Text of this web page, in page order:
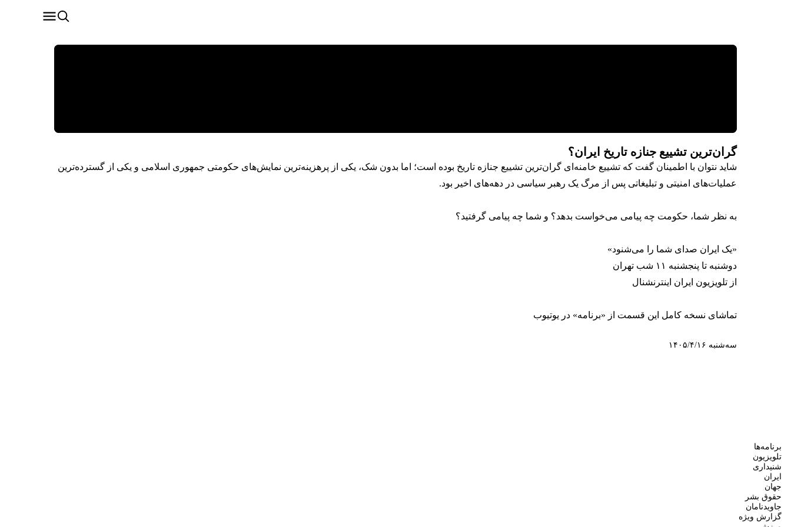
گران‌ترین تشییع جنازه تاریخ ایران؟
شاید نتوان با اطمینان گفت که تشییع خامنه‌ای گران‌ترین تشییع جنازه تاریخ بوده است؛ اما بدون شک، یکی از پرهزینه‌ترین نمایش‌های حکومتی جمهوری اسلامی و یکی از گسترده‌ترین
عملیات‌های امنیتی و تبلیغاتی پس از مرگ یک رهبر سیاسی در دهه‌های اخیر بود.
به نظر شما، حکومت چه پیامی می‌خواست بدهد؟ و شما چه پیامی گرفتید؟
«یک ایران صدای شما را می‌شنود»
دوشنبه تا پنجشنبه ۱۱ شب تهران
از تلویزیون ایران اینترنشنال
تماشای نسخه کامل این قسمت از «برنامه» در یوتیوب
سه‌شنبه ۱۴۰۵/۴/۱۶
برنامه‌ها
تلویزیون
شنیداری
ایران
جهان
حقوق بشر
جاویدنامان
گزارش ویژه